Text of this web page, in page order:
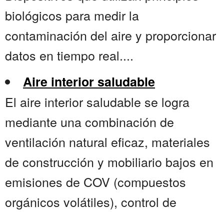
biológicos para medir la
contaminación del aire y proporcionar
datos en tiempo real....
Aire interior saludable
El aire interior saludable se logra
mediante una combinación de
ventilación natural eficaz, materiales
de construcción y mobiliario bajos en
emisiones de COV (compuestos
orgánicos volátiles), control de